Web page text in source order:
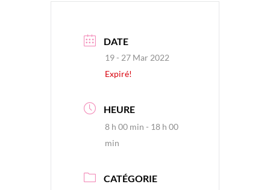
DATE
19 - 27 Mar 2022
Expiré!
HEURE
8 h 00 min - 18 h 00
min
CATÉGORIE